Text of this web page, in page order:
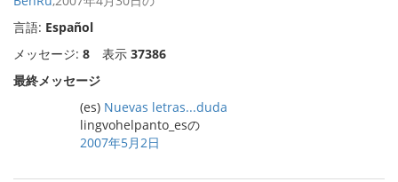
言語: Español
メッセージ: 8 表示 37386
最終メッセージ
(es) Nuevas letras...duda
lingvohelpanto_esの
2007年5月2日